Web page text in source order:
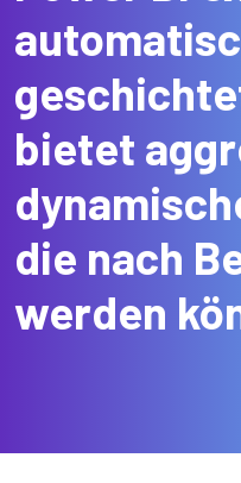
bietet
die nach
werden